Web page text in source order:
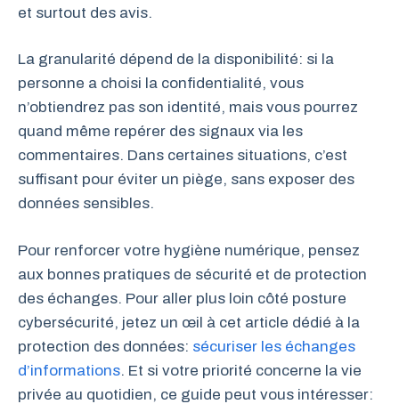
et surtout des avis.
La granularité dépend de la disponibilité: si la
personne a choisi la confidentialité, vous
n’obtiendrez pas son identité, mais vous pourrez
quand même repérer des signaux via les
commentaires. Dans certaines situations, c’est
suffisant pour éviter un piège, sans exposer des
données sensibles.
Pour renforcer votre hygiène numérique, pensez
aux bonnes pratiques de sécurité et de protection
des échanges. Pour aller plus loin côté posture
cybersécurité, jetez un œil à cet article dédié à la
protection des données: sécuriser les échanges
d’informations. Et si votre priorité concerne la vie
privée au quotidien, ce guide peut vous intéresser: